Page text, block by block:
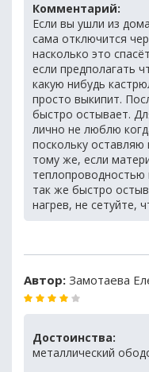
Комментарий:
Если вы ушли из
сама отключится
насколько это
если предполагать
какую нибудь
просто выкипит.
быстро остывает.
лично не люблю
поскольку
тому же, если
теплопроводностью
так же быстро
нагрев, не сетуйте,
Автор: Замотаева
Достоинства:
металлический